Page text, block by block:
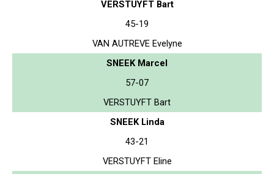
VERSTUYFT Bart
45-19
VAN AUTREVE Evelyne
SNEEK Marcel
57-07
VERSTUYFT Bart
SNEEK Linda
43-21
VERSTUYFT Eline